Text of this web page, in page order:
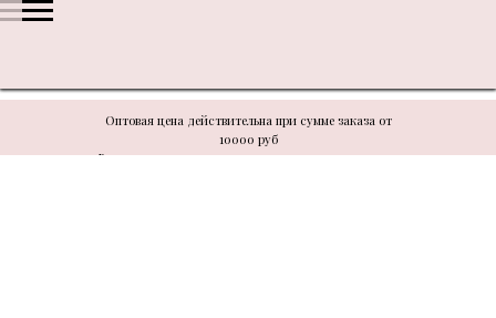
Оптовая цена действительна при сумме заказа от
10000 руб
В связи с техническими моментами цену уточнять у